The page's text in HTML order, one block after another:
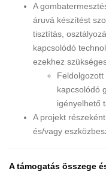
A
áruvá készítést
tisztítás,
kapcsolódó
ezekhez
kapcsolódó
igényelhető
A projekt
és/vagy
A támogatás összege